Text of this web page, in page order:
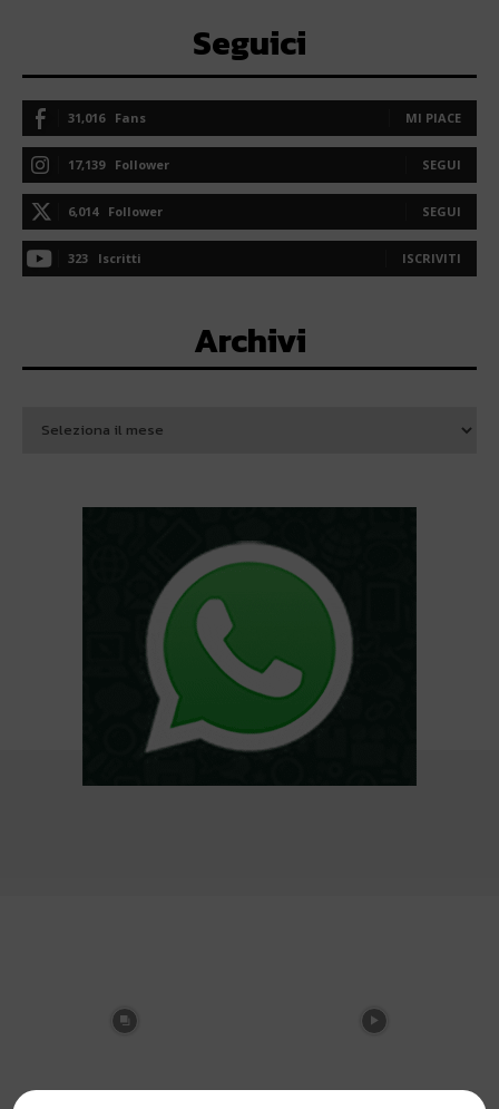
Seguici
31,016 Fans MI PIACE
17,139 Follower SEGUI
6,014 Follower SEGUI
323 Iscritti ISCRIVITI
Archivi